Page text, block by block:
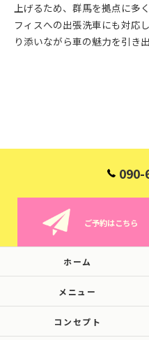
上げるため、群馬を拠点に多
フィスへの出張洗車にも対応
り添いながら車の魅力を引き出
090-
ご予約はこちら
ホーム
メニュー
コンセプト